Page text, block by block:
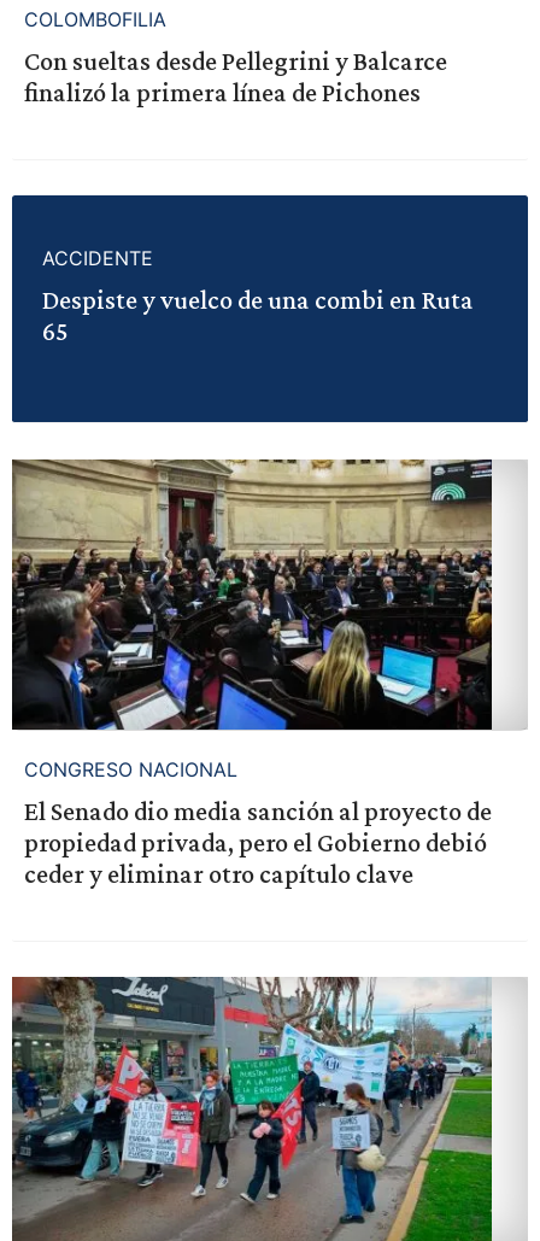
COLOMBOFILIA
Con sueltas desde Pellegrini y Balcarce
finalizó la primera línea de Pichones
ACCIDENTE
Despiste y vuelco de una combi en Ruta
65
CONGRESO NACIONAL
El Senado dio media sanción al proyecto de
propiedad privada, pero el Gobierno debió
ceder y eliminar otro capítulo clave